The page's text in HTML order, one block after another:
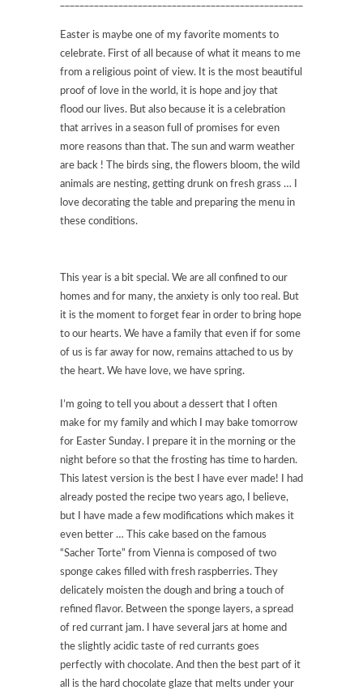
Easter is maybe one of my favorite moments to
celebrate. First of all because of what it means to me
from a religious point of view. It is the most beautiful
proof of love in the world, it is hope and joy that
flood our lives. But also because it is a celebration
that arrives in a season full of promises for even
more reasons than that. The sun and warm weather
are back ! The birds sing, the flowers bloom, the wild
animals are nesting, getting drunk on fresh grass … I
love decorating the table and preparing the menu in
these conditions.
This year is a bit special. We are all confined to our
homes and for many, the anxiety is only too real. But
it is the moment to forget fear in order to bring hope
to our hearts. We have a family that even if for some
of us is far away for now, remains attached to us by
the heart. We have love, we have spring.
I’m going to tell you about a dessert that I often
make for my family and which I may bake tomorrow
for Easter Sunday. I prepare it in the morning or the
night before so that the frosting has time to harden.
This latest version is the best I have ever made! I had
already posted the recipe two years ago, I believe,
but I have made a few modifications which makes it
even better … This cake based on the famous
“Sacher Torte” from Vienna is composed of two
sponge cakes filled with fresh raspberries. They
delicately moisten the dough and bring a touch of
refined flavor. Between the sponge layers, a spread
of red currant jam. I have several jars at home and
the slightly acidic taste of red currants goes
perfectly with chocolate. And then the best part of it
all is the hard chocolate glaze that melts under your